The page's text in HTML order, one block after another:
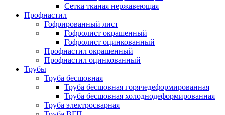
Сетка тканая нержавеющая
Профнастил
Гофрированный лист
Гофролист окрашенный
Гофролист оцинкованный
Профнастил окрашенный
Профнастил оцинкованный
Трубы
Труба бесшовная
Труба бесшовная горячедеформированная
Труба бесшовная холоднодеформированная
Труба электросварная